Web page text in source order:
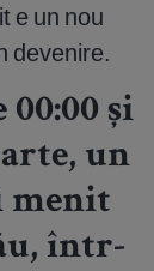
e un nou
devenire.
și
un
menit
într-